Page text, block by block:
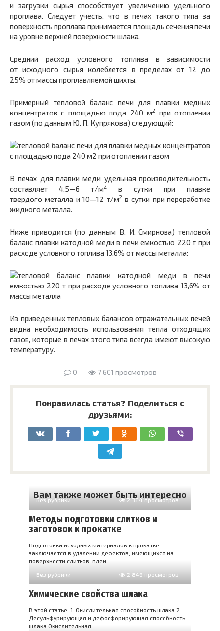
и загрузки сырья способству­ет увеличению удельного
проплава. Следует учесть, что в печах такого типа за
поверхность проплава принимает­ся площадь сечения печи
на уровне верхней поверхности шлака.
Средний расход условного топлива в зависимости
от исходного сырья колеблется в пределах от 12 до
25% от массы проплавляемой шихты.
Примерный тепловой баланс печи для плавки мед­ных
концентратов с площадью пода 240 м2
при отопле­нии
газом (по данным Ю. П. Купрякова) следующий:
В печах для плавки меди удельная производитель­ность
составляет 4,5—6 т/м2
в сутки при плавке
твердого металла и 10—12 т/м2в сутки при переработке
жидкого металла.
Ниже приводится (по данным В. И. Смирнова) теп­ловой
баланс плавки катодной меди в печи емкостью 220 т при
расходе условного топлива 13,6% от массы металла:
Из приведенных тепловых балансов отражательных печей
видна необходимость использования тепла отхо­дящих
газов, которые в печах этого типа всегда имеют высокую
температуру.
0 7 601 просмотров
Понравилась статья? Поделиться с
друзьями:
Вам также может быть интересно
Без рубрики 2 384 просмотров
Методы подготовки слитков и
заготовок к прокатке
Подготовка исходных материалов к прокатке
заключается в удалении дефектов, имеющихся на
поверхности слитков: плен,
Без рубрики
2 846 просмотров
Химические свойства шлака
В этой статье: 1. Окислительная способность шлака 2.
Десульфурирующая и дефосфорирующая способность
шлака Окислительная